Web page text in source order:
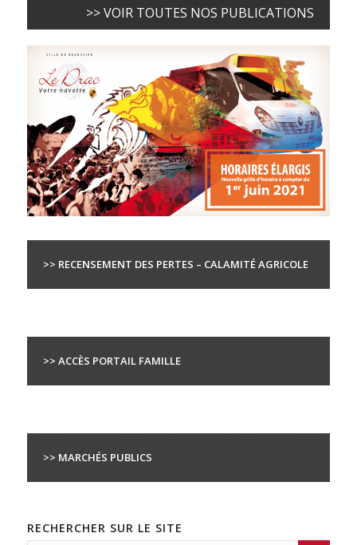
>> VOIR TOUTES NOS PUBLICATIONS
>> RECENSEMENT DES PERTES – CALAMITÉ AGRICOLE
>> ACCÈS PORTAIL FAMILLE
>> MARCHÉS PUBLICS
RECHERCHER SUR LE SITE